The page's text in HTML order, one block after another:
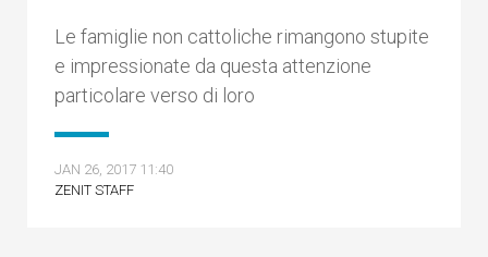
Le famiglie non cattoliche rimangono stupite
e impressionate da questa attenzione
particolare verso di loro
JAN 26, 2017 11:40
ZENIT STAFF